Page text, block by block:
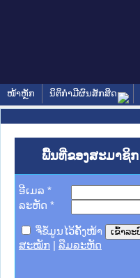
ໜ້າຫຼັກ ນິຕິກໍາມີຜົນສັກສິດ
ພື້ນທີ່ຂອງສະມາຊິກ
ອີເມລ *
ລະຫັດ *
ຈື່ຂໍ້ມູນໄວ້ຄັ້ງໜ້າ
ສະໝັກ
ລືມລະຫັດ